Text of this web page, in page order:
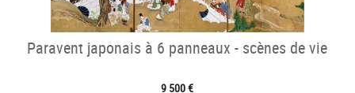
Paravent japonais à 6 panneaux - scènes de vie
9 500 €